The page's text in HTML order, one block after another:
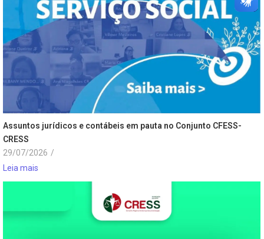
Assuntos jurídicos e contábeis em pauta no Conjunto CFESS-
CRESS
29/07/2026 /
Leia mais